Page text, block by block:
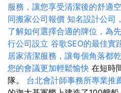
服務，讓您享受清潔後的舒適
同搬家公司報價 知名設計公司
了解如何選擇合適的牌位，為
行公司設立 谷歌SEO的最佳實
居家清潔服務，讓每個角落都
您的會議更加輕鬆愉快 在短時
隊。 台北會計師事務所專業推